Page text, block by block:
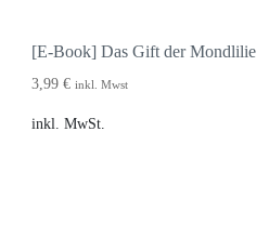
[E-Book] Das Gift der Mondlilie
3,99 € inkl. Mwst
inkl. MwSt.